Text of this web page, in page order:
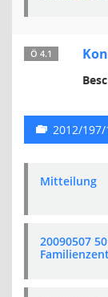
Ö 4.1
2012/197/
Mitteilung
20090507